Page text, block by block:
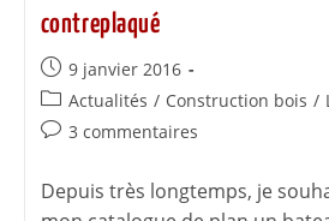
contreplaqué
9 janvier 2016
Actualités / Construction bois /
3 commentaires
Depuis très longtemps, je